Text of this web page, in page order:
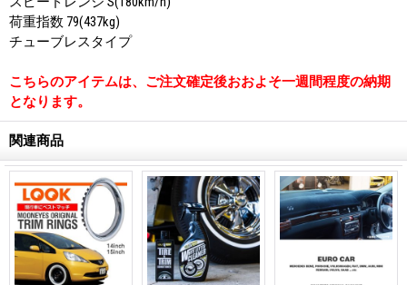
荷重指数 79(437kg)
チューブレスタイプ
こちらのアイテムは、ご注文確定後おおよそ一週間程度の納期
となります。
関連商品